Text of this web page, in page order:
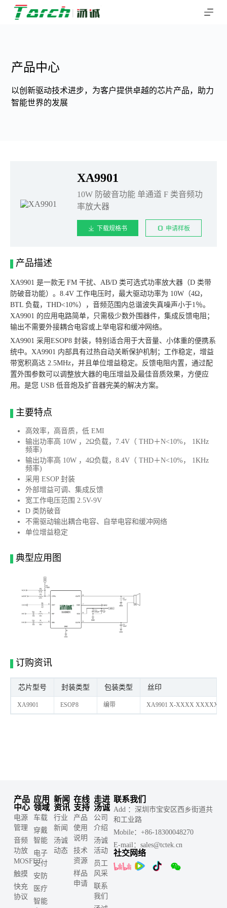
跳
产品中心
以创新驱动技术进步，为客户提供卓越的芯片产品，助力
智能世界的发展
XA9901
10W 防破音功能 单通道 F 类音频功
率放大器
下载规格书 申请样板
产品描述
XA9901 是一款无 FM 干扰、AB/D 类可选式功率放大器（D 类带
防破音功能）。8.4V 工作电压时，最大驱动功率为 10W（4Ω，
BTL 负载，THD<10%），音频范围内总谐波失真噪声小于1％。
XA9901 的应用电路简单，只需极少数外围器件，集成反馈电阻；
输出不需要外接耦合电容或上举电容和缓冲网络。
XA9901 采用ESOP8 封装，特别适合用于大音量、小体重的便携系
统中。XA9901 内部具有过热自动关断保护机制；工作稳定，增益
带宽积高达 2.5MHz，并且单位增益稳定。反馈电阻内置，通过配
置外围参数可以调整放大器的电压增益及最佳音质效果，方便应
用。是您 USB 低音炮及扩音器完美的解决方案。
主要特点
高效率，高音质，低 EMI
输出功率高 10W ，2Ω负载，7.4V（ THD＋N<10%， 1KHz
频率)
输出功率高 10W ，4Ω负载，8.4V（ THD＋N<10%， 1KHz
频率)
采用 ESOP 封装
外部增益可调、集成反馈
宽工作电压范围 2.5V-9V
D 类防破音
不需驱动输出耦合电容、自举电容和缓冲网络
单位增益稳定
典型应用图
订购资讯
芯片型号 封装类型 包装类型 丝印
XA9901 ESOP8 编带 XA9901 X-XXXX XXXXX
产品
中心
电源
管理
音频
功放
MOSFET
触摸
快充
协议
应用
领域
车载
穿戴
智能
电子
支付
安防
医疗
智能
新闻
资讯
行业
新闻
汤诚
动态
在线
支持
产品
使用
说明
技术
资源
样品
申请
走进
汤诚
公司
介绍
汤诚
活动
员工
风采
联系
我们
联系我们
Add ：深圳市宝安区西乡街道共
和工业路
Mobile：+86-18300048270
E-mail：sales@tctek.cn
社交网络